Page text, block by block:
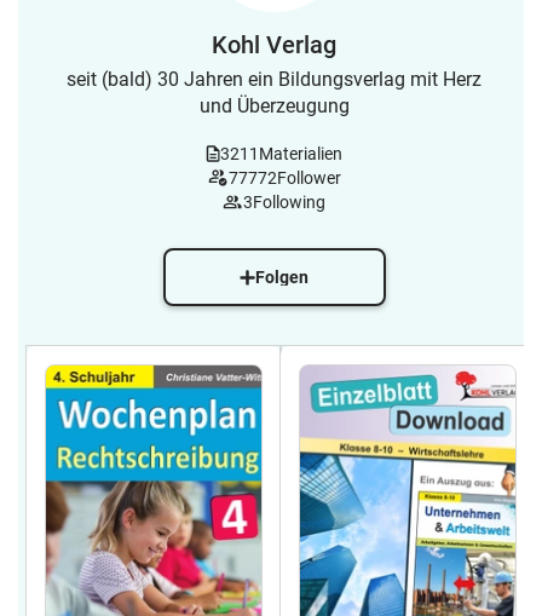
Kohl Verlag
seit (bald) 30 Jahren ein Bildungsverlag mit Herz
und Überzeugung
3211 Materialien
77772Follower
3Following
Folgen